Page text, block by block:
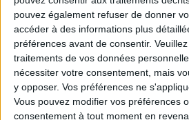
pouvez également refuser de donner
accéder à des informations plus
préférences avant de consentir.
traitements de vos données
nécessiter votre consentement, mais
y opposer. Vos préférences ne
Vous pouvez modifier vos préférences
consentement à tout moment en
https://www.eurex.fr/
Découvrir Cotélib